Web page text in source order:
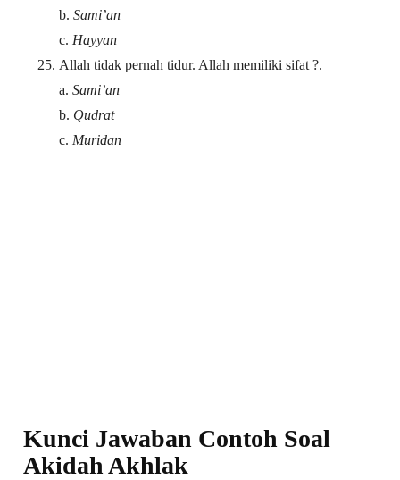
b.Sami’an
c. Hayyan
Allah tidak pernah tidur. Allah memiliki sifat ?.
a.Sami’an
b. Qudrat
c. Muridan
Kunci Jawaban Contoh Soal
Akidah Akhlak